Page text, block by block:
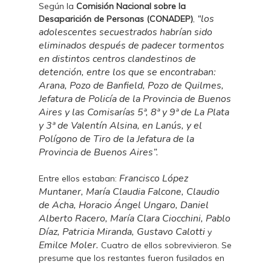
Según la Comisión Nacional sobre la
Desaparición de Personas (CONADEP), “los
adolescentes secuestrados habrían sido
eliminados después de padecer tormentos
en distintos centros clandestinos de
detención, entre los que se encontraban:
Arana, Pozo de Banfield, Pozo de Quilmes,
Jefatura de Policía de la Provincia de Buenos
Aires y las Comisarías 5ª, 8ª y 9ª de La Plata
y 3ª de Valentín Alsina, en Lanús, y el
Polígono de Tiro de la Jefatura de la
Provincia de Buenos Aires”.​
Entre ellos estaban: Francisco López
Muntaner, María Claudia Falcone, Claudio
de Acha, Horacio Ángel Ungaro, Daniel
Alberto Racero, María Clara Ciocchini, Pablo
Díaz, Patricia Miranda, Gustavo Calotti y
Emilce Moler. Cuatro de ellos sobrevivieron. Se
presume que los restantes fueron fusilados en